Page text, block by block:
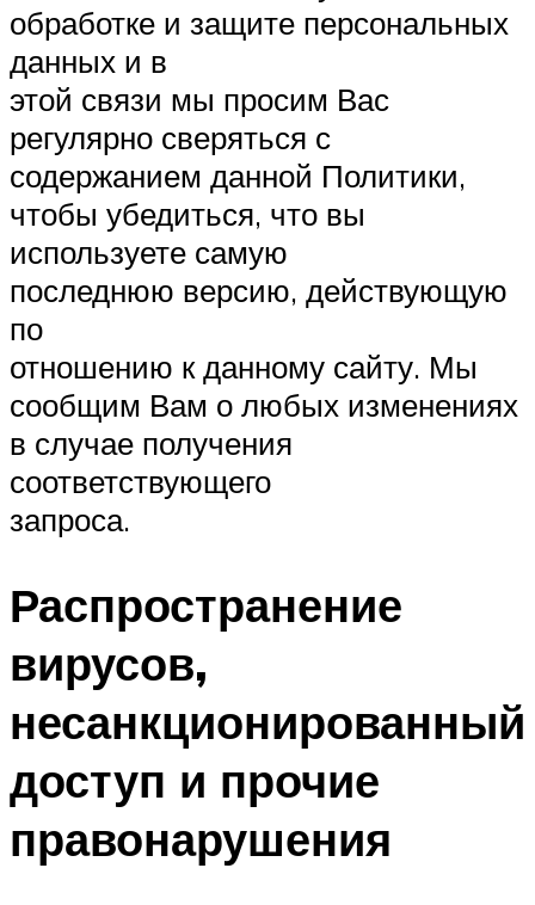
обработке и защите персональных
данных и в
этой связи мы просим Вас
регулярно сверяться с
содержанием данной Политики,
чтобы убедиться, что вы
используете самую
последнюю версию, действующую
по
отношению к данному сайту. Мы
сообщим Вам о любых изменениях
в случае получения
соответствующего
запроса.
Распространение
вирусов,
несанкционированный
доступ и прочие
правонарушения